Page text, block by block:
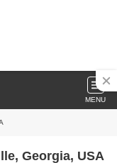
MENU
Georgia, USA